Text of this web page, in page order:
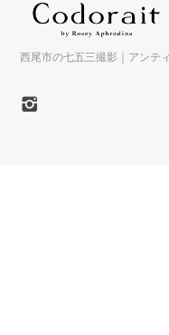
西尾市の七五三撮影｜アンテ